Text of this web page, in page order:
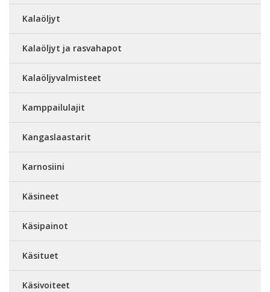
Kalaöljyt
Kalaöljyt ja rasvahapot
Kalaöljyvalmisteet
Kamppailulajit
Kangaslaastarit
Karnosiini
Käsineet
Käsipainot
Käsituet
Käsivoiteet